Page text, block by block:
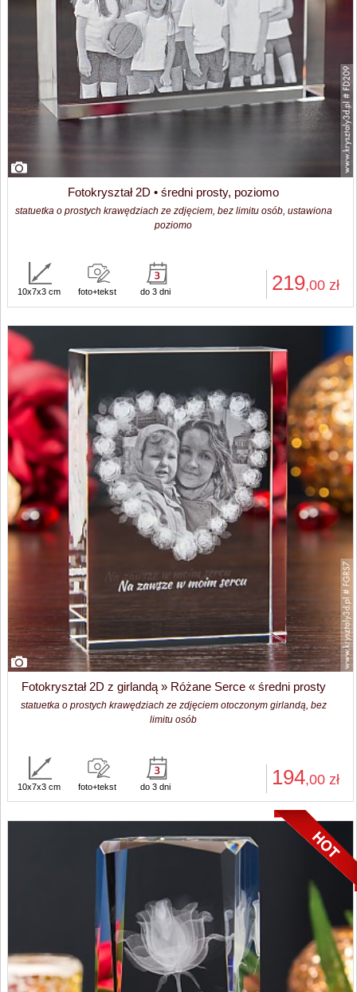
Fotokryształ 2D • średni prosty, poziomo
statuetka o prostych krawędziach ze zdjęciem, bez limitu osób, ustawiona
poziomo
219,00 zł
10x7x3 cm foto+tekst do 3 dni
Fotokryształ 2D z girlandą » Różane Serce « średni prosty
statuetka o prostych krawędziach ze zdjęciem otoczonym girlandą, bez
limitu osób
194,00 zł
10x7x3 cm foto+tekst do 3 dni